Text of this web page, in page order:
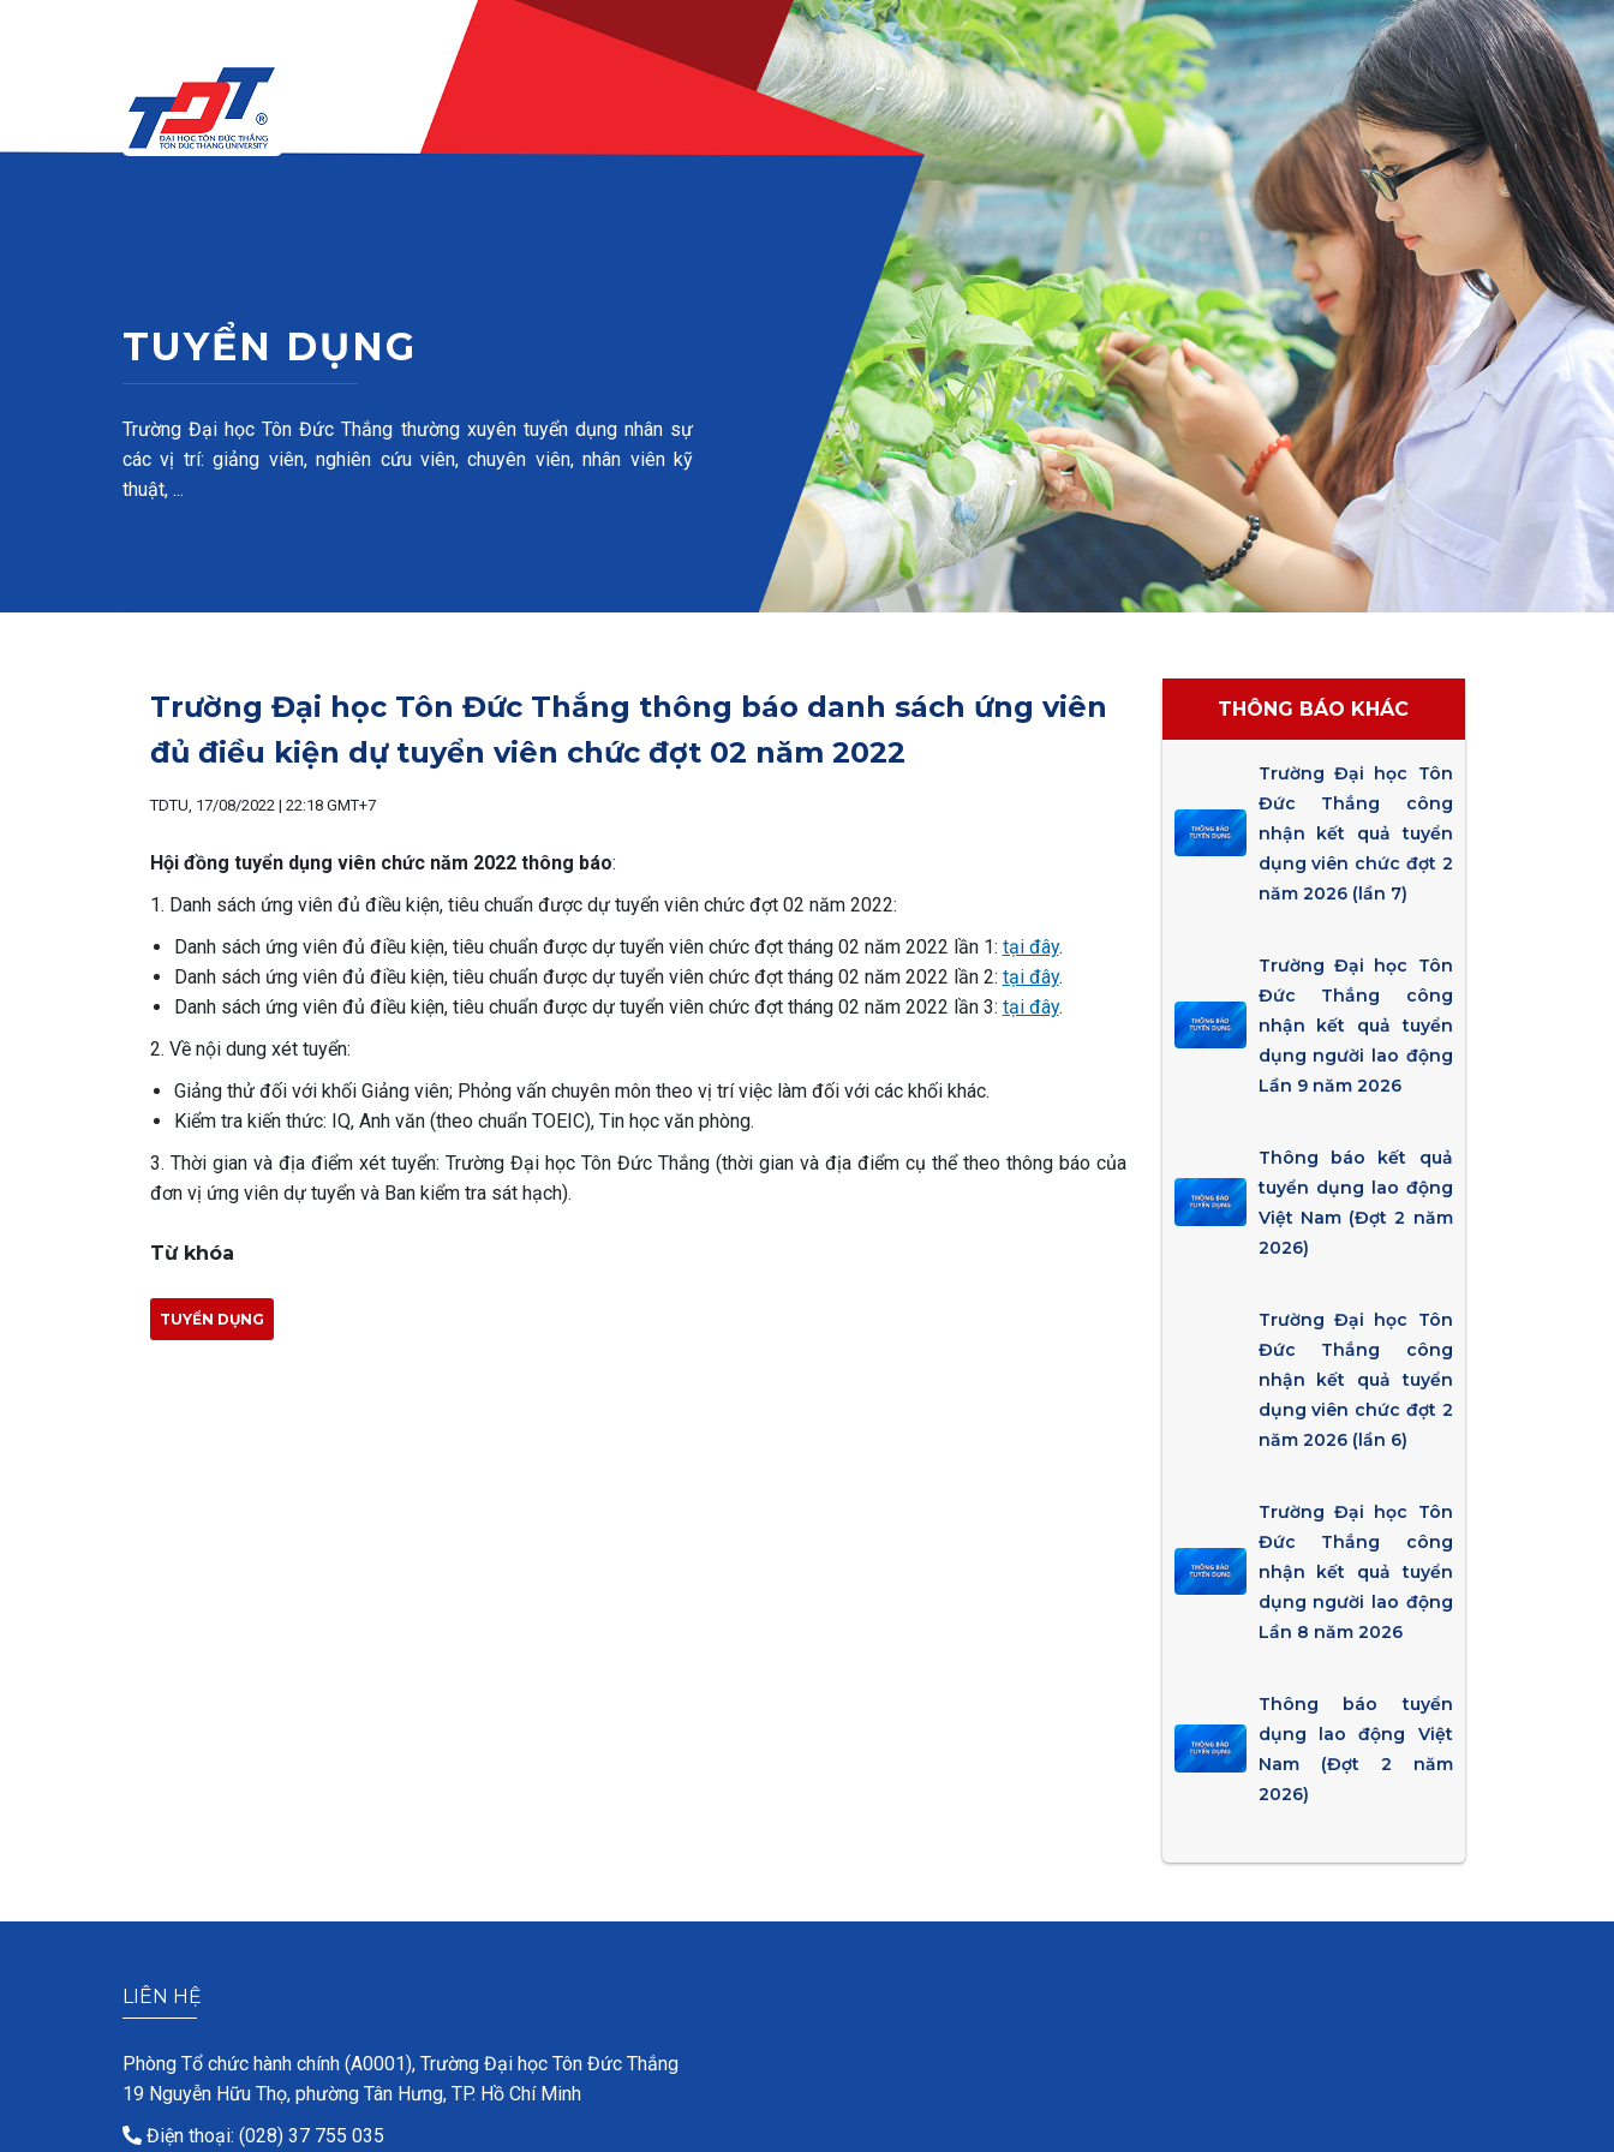
TUYỂN DỤNG
Trường Đại học Tôn Đức Thắng thường xuyên tuyển dụng nhân sự
các vị trí: giảng viên, nghiên cứu viên, chuyên viên, nhân viên kỹ
thuật, ...
Trường Đại học Tôn Đức Thắng thông báo danh sách ứng viên
đủ điều kiện dự tuyển viên chức đợt 02 năm 2022
TDTU, 17/08/2022 | 22:18 GMT+7
Hội đồng tuyển dụng viên chức năm 2022 thông báo:
1. Danh sách ứng viên đủ điều kiện, tiêu chuẩn được dự tuyển viên chức đợt 02 năm 2022:
Danh sách ứng viên đủ điều kiện, tiêu chuẩn được dự tuyển viên chức đợt tháng 02 năm 2022 lần 1: tại đây.
Danh sách ứng viên đủ điều kiện, tiêu chuẩn được dự tuyển viên chức đợt tháng 02 năm 2022 lần 2: tại đây.
Danh sách ứng viên đủ điều kiện, tiêu chuẩn được dự tuyển viên chức đợt tháng 02 năm 2022 lần 3: tại đây.
2. Về nội dung xét tuyển:
Giảng thử đối với khối Giảng viên; Phỏng vấn chuyên môn theo vị trí việc làm đối với các khối khác.
Kiểm tra kiến thức: IQ, Anh văn (theo chuẩn TOEIC), Tin học văn phòng.
3. Thời gian và địa điểm xét tuyển: Trường Đại học Tôn Đức Thắng (thời gian và địa điểm cụ thể theo thông báo của
đơn vị ứng viên dự tuyển và Ban kiểm tra sát hạch).
Từ khóa
TUYỂN DỤNG
THÔNG BÁO KHÁC
Trường Đại học Tôn
Đức Thắng công
nhận kết quả tuyển
dụng viên chức đợt 2
năm 2026 (lần 7)
Trường Đại học Tôn
Đức Thắng công
nhận kết quả tuyển
dụng người lao động
Lần 9 năm 2026
Thông báo kết quả
tuyển dụng lao động
Việt Nam (Đợt 2 năm
2026)
Trường Đại học Tôn
Đức Thắng công
nhận kết quả tuyển
dụng viên chức đợt 2
năm 2026 (lần 6)
Trường Đại học Tôn
Đức Thắng công
nhận kết quả tuyển
dụng người lao động
Lần 8 năm 2026
Thông báo tuyển
dụng lao động Việt
Nam (Đợt 2 năm
2026)
LIÊN HỆ
Phòng Tổ chức hành chính (A0001), Trường Đại học Tôn Đức Thắng
19 Nguyễn Hữu Thọ, phường Tân Hưng, TP. Hồ Chí Minh
Điện thoại: (028) 37 755 035